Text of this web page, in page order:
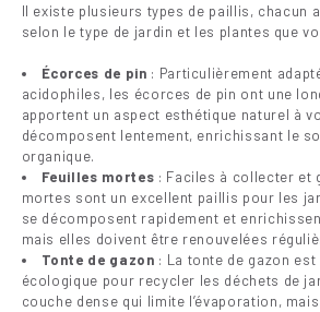
Il existe plusieurs types de paillis, chacun
selon le type de jardin et les plantes que
Écorces de pin : Particulièrement
acidophiles, les écorces de pin ont une
apportent un aspect esthétique naturel à
décomposent lentement, enrichissant le
organique.
Feuilles mortes : Faciles à collecter et
mortes sont un excellent paillis pour les
se décomposent rapidement et
mais elles doivent être renouvelées
Tonte de gazon : La tonte de gazon
écologique pour recycler les déchets de
couche dense qui limite l’évaporation,